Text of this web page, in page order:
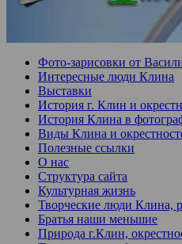
Фото-зарисовки от
Интересные люди Клина
Выставки
История г. Клин и
История Клина в
Виды Клина и
Полезные ссылки
О нас
Структура сайта
Культурная жизнь
Творческие люди Клина,
Братья наши меньшие
Природа г.Клин,